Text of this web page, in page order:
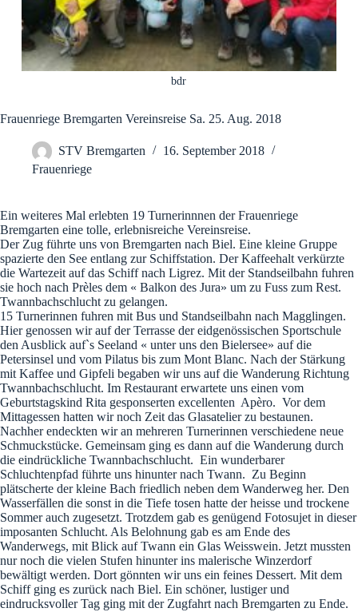
bdr
Frauenriege Bremgarten Vereinsreise Sa. 25. Aug. 2018
STV Bremgarten
16. September 2018
Frauenriege
Ein weiteres Mal erlebten 19 Turnerinnnen der Frauenriege
Bremgarten eine tolle, erlebnisreiche Vereinsreise.
Der Zug führte uns von Bremgarten nach Biel. Eine kleine Gruppe
spazierte den See entlang zur Schiffstation. Der Kaffeehalt verkürzte
die Wartezeit auf das Schiff nach Ligrez. Mit der Standseilbahn fuhren
sie hoch nach Prèles dem « Balkon des Jura» um zu Fuss zum Rest.
Twannbachschlucht zu gelangen.
15 Turnerinnen fuhren mit Bus und Standseilbahn nach Magglingen.
Hier genossen wir auf der Terrasse der eidgenössischen Sportschule
den Ausblick auf`s Seeland « unter uns den Bielersee» auf die
Petersinsel und vom Pilatus bis zum Mont Blanc. Nach der Stärkung
mit Kaffee und Gipfeli begaben wir uns auf die Wanderung Richtung
Twannbachschlucht. Im Restaurant erwartete uns einen vom
Geburtstagskind Rita gesponserten excellenten Apèro. Vor dem
Mittagessen hatten wir noch Zeit das Glasatelier zu bestaunen.
Nachher endeckten wir an mehreren Turnerinnen verschiedene neue
Schmuckstücke. Gemeinsam ging es dann auf die Wanderung durch
die eindrückliche Twannbachschlucht. Ein wunderbarer
Schluchtenpfad führte uns hinunter nach Twann. Zu Beginn
plätscherte der kleine Bach friedlich neben dem Wanderweg her. Den
Wasserfällen die sonst in die Tiefe tosen hatte der heisse und trockene
Sommer auch zugesetzt. Trotzdem gab es genügend Fotosujet in dieser
imposanten Schlucht. Als Belohnung gab es am Ende des
Wanderwegs, mit Blick auf Twann ein Glas Weisswein. Jetzt mussten
nur noch die vielen Stufen hinunter ins malerische Winzerdorf
bewältigt werden. Dort gönnten wir uns ein feines Dessert. Mit dem
Schiff ging es zurück nach Biel. Ein schöner, lustiger und
eindrucksvoller Tag ging mit der Zugfahrt nach Bremgarten zu Ende.